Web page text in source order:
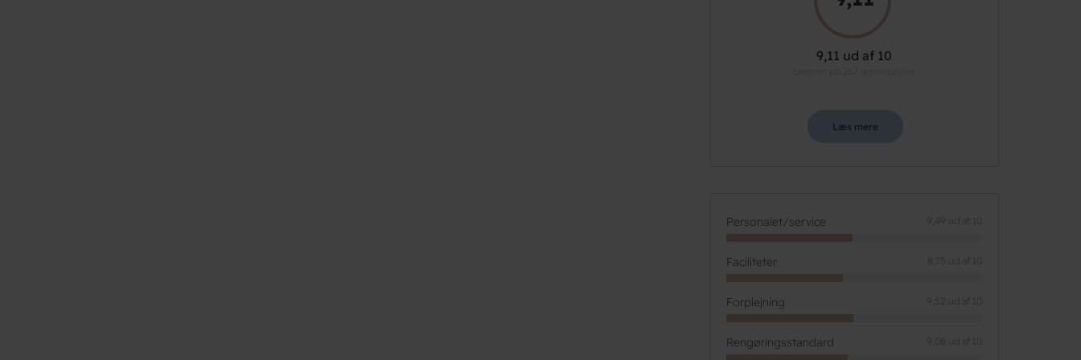
9,11 ud af 10
Læs mere
Personalet/service 9,49 ud af 10
Faciliteter 8,75 ud af 10
Forplejning 9,52 ud af 10
Rengøringsstandard 9,08 ud af 10